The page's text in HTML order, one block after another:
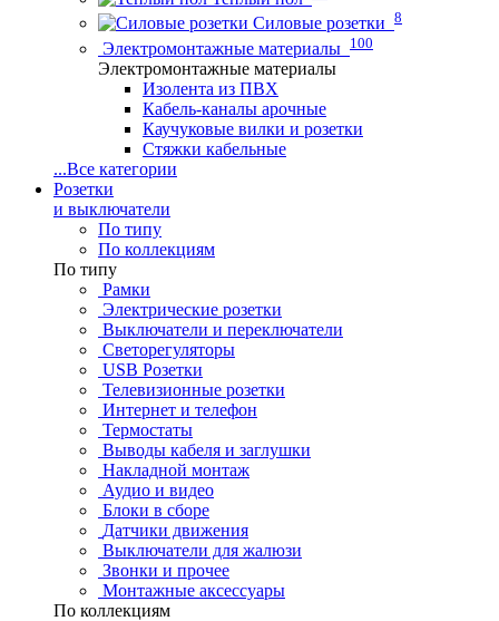
Силовые розетки 8
Электромонтажные материалы 100
Электромонтажные материалы
Изолента из ПВХ
Кабель-каналы арочные
Каучуковые вилки и розетки
Стяжки кабельные
...Все категории
Розетки
и выключатели
По типу
По коллекциям
По типу
Рамки
Электрические розетки
Выключатели и переключатели
Светорегуляторы
USB Розетки
Телевизионные розетки
Интернет и телефон
Термостаты
Выводы кабеля и заглушки
Накладной монтаж
Аудио и видео
Блоки в сборе
Датчики движения
Выключатели для жалюзи
Звонки и прочее
Монтажные аксессуары
По коллекциям